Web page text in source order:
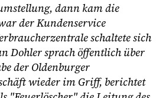
dann kam die
der Kundenservice
schaltete sich
Dohler sprach öffentlich über
der Oldenburger
wieder im Griff, berichtet